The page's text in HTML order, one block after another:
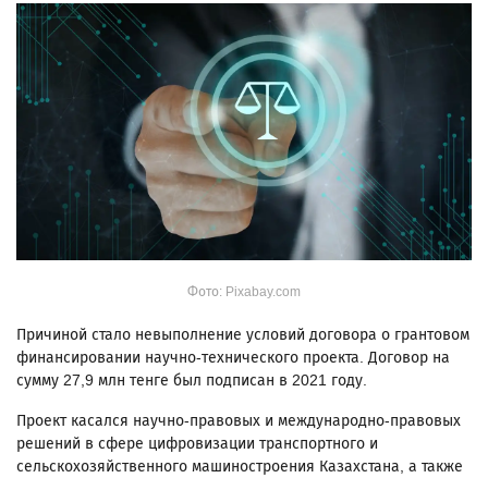
Фото: Pixabay.com
Причиной стало невыполнение условий договора о грантовом
финансировании научно-технического проекта. Договор на
сумму 27,9 млн тенге был подписан в 2021 году.
Проект касался научно-правовых и международно-правовых
решений в сфере цифровизации транспортного и
сельскохозяйственного машиностроения Казахстана, а также